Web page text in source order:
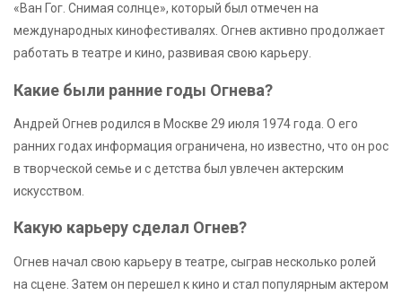
«Ван Гог. Снимая солнце», который был отмечен на
международных кинофестивалях. Огнев активно продолжает
работать в театре и кино, развивая свою карьеру.
Какие были ранние годы Огнева?
Андрей Огнев родился в Москве 29 июля 1974 года. О его
ранних годах информация ограничена, но известно, что он рос
в творческой семье и с детства был увлечен актерским
искусством.
Какую карьеру сделал Огнев?
Огнев начал свою карьеру в театре, сыграв несколько ролей
на сцене. Затем он перешел к кино и стал популярным актером